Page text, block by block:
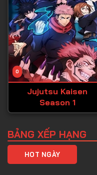
0
Jujutsu Kaisen
Season 1
BẢNG XẾP HẠNG
HOT NGÀY